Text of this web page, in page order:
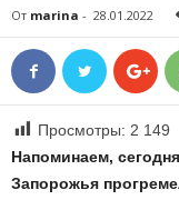
От marina - 28.01.2022
Просмотры: 2 149
Напоминаем,
Запорожья